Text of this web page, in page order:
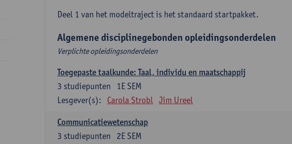
Deel 1 van het modeltraject is het standaard startpakket.
Algemene disciplinegebonden opleidingsonderdelen
Verplichte opleidingsonderdelen
Toegepaste taalkunde: Taal, individu en maatschappij
1E SEM
3 studiepunten
Lesgever(s):
Carola Strobl Jim Ureel
Communicatiewetenschap
2E SEM
3 studiepunten